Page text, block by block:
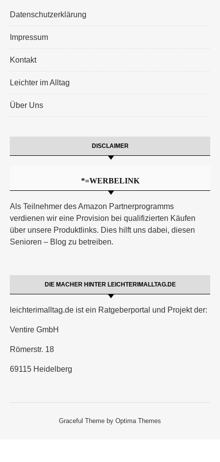
Datenschutzerklärung
Impressum
Kontakt
Leichter im Alltag
Über Uns
DISCLAIMER
*=WERBELINK
Als Teilnehmer des Amazon Partnerprogramms
verdienen wir eine Provision bei qualifizierten Käufen
über unsere Produktlinks. Dies hilft uns dabei, diesen
Senioren – Blog zu betreiben.
DIE MACHER HINTER LEICHTERIMALLTAG.DE
leichterimalltag.de ist ein Ratgeberportal und Projekt der:
Ventire GmbH
Römerstr. 18
69115 Heidelberg
Graceful Theme by Optima Themes